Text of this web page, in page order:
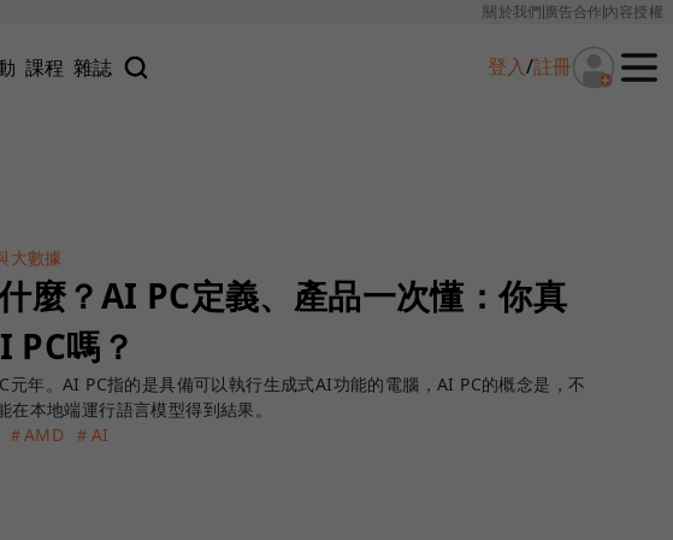
關於我們廣告合作內容授權
課程 雜誌 登入/註冊
大數據
麼？AI PC定義、產品一次懂：你真
PC嗎？
元年。AI PC指的是具備可以執行生成式AI功能的電腦，AI PC的概念是，不
在本地端運行語言模型得到結果。
＃AMD ＃AI